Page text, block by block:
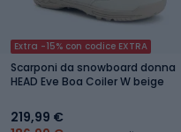
Extra -15% con codice EXTRA
Scarponi da snowboard donna
HEAD Eve Boa Coiler W beige
219,99 €